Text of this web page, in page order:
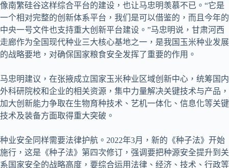
像南繁硅谷这样综合平台的建设，也让马忠明羡慕不已。“它是
一个相对完整的创新体系平台，我们是可以借鉴的，而且今年的
中央一号文件也支持重大创新平台建设。”马忠明说，甘肃河西
走廊作为全国现代种业三大核心基地之一，是我国玉米种业发展
的战略要地，对确保国家粮食安全发挥了重要的作用。
马忠明建议，在张掖成立国家玉米种业区域创新中心，统筹国内
外科研院校和企业的相关资源，集中力量解决关键技术与产品，
加大创新能力争取在生物育种技术、艺机一体化、信息化等关键
技术及装备方面取得重大突破。
种业安全同样需要法律护航。2022年3月，新的《种子法》开始
施行，这是《种子法》第四次修订，强调要把种源安全提升到关
系国家安全的战略高度，要综合运用法律、经济、技术、行政等